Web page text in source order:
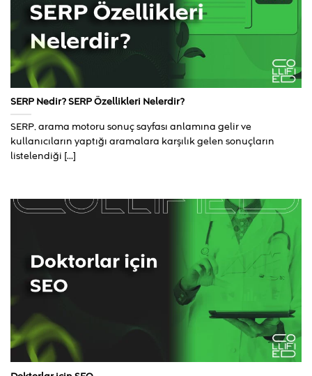
SERP Nedir? SERP Özellikleri Nelerdir?
SERP, arama motoru sonuç sayfası anlamına gelir ve
kullanıcıların yaptığı aramalara karşılık gelen sonuçların
listelendiği [...]